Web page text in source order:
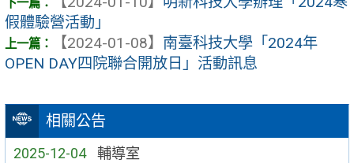
相關公告
2025-12-04 輔導室
假體驗營活動」
【2024-01-08】 南臺科技大學「2024年
OPEN DAY四院聯合開放日」活動訊息